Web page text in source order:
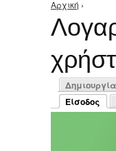
Είστε εδώ
Αρχική ›
Είσοδος
(ενεργή